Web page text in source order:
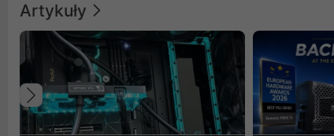
Artykuły
Poprzedni